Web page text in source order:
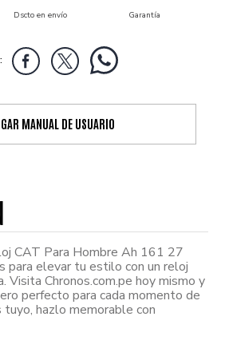
Dscto en envío Garantía
MANUAL DE USUARIO
CAT Para Hombre Ah 161 27
para elevar tu estilo con un reloj
Visita Chronos.com.pe hoy mismo y
perfecto para cada momento de
tuyo, hazlo memorable con